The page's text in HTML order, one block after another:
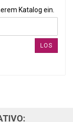
UNSEREM
Katalog ein.
LOS